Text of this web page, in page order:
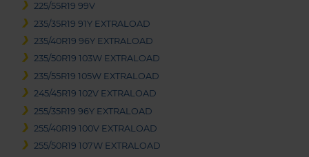
225/55R19 99V
235/35R19 91Y EXTRALOAD
235/40R19 96Y EXTRALOAD
235/50R19 103W EXTRALOAD
235/55R19 105W EXTRALOAD
245/45R19 102V EXTRALOAD
255/35R19 96Y EXTRALOAD
255/40R19 100V EXTRALOAD
255/50R19 107W EXTRALOAD